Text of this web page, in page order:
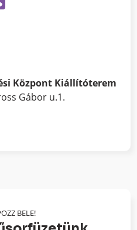
Központ Kiállítóterem
Gábor u.1.
BELE!